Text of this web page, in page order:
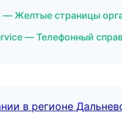
— Желтые страницы
— Телефонный
в регионе